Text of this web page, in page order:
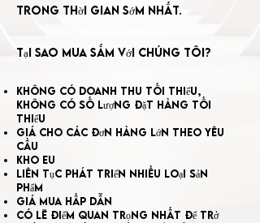
trong thời gian sớm nhất.
Tại sao mua sắm với chúng tôi?
không có doanh thu tối thiểu,
không có số lượng đặt hàng tối
thiểu
Giá cho các đơn hàng lớn theo yêu
cầu
Kho EU
liên tục phát triển nhiều loại sản
phẩm
giá mua hấp dẫn
có lẽ điểm quan trọng nhất để trở